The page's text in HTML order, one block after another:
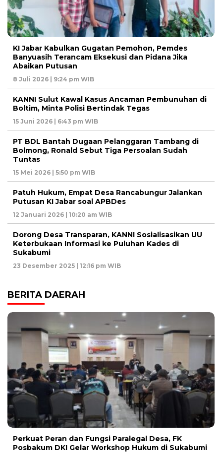
KI Jabar Kabulkan Gugatan Pemohon, Pemdes
Banyuasih Terancam Eksekusi dan Pidana Jika
Abaikan Putusan
8 Juli 2026 | 9:24 pm WIB
KANNI Sulut Kawal Kasus Ancaman Pembunuhan di
Boltim, Minta Polisi Bertindak Tegas
15 Juni 2026 | 6:43 pm WIB
PT BDL Bantah Dugaan Pelanggaran Tambang di
Bolmong, Ronald Sebut Tiga Persoalan Sudah
Tuntas
15 Mei 2026 | 5:50 pm WIB
Patuh Hukum, Empat Desa Rancabungur Jalankan
Putusan KI Jabar soal APBDes
12 Januari 2026 | 10:20 am WIB
Dorong Desa Transparan, KANNI Sosialisasikan UU
Keterbukaan Informasi ke Puluhan Kades di
Sukabumi
23 Desember 2025 | 12:16 pm WIB
BERITA DAERAH
Perkuat Peran dan Fungsi Paralegal Desa, FK
Posbakum DKI Gelar Workshop Hukum di Sukabumi